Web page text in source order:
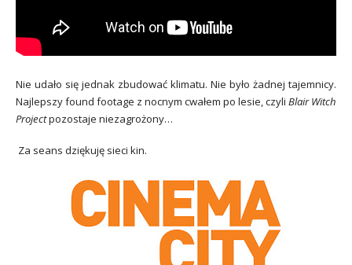
Nie udało się jednak zbudować klimatu. Nie było żadnej tajemnicy.
Najlepszy found footage z nocnym cwałem po lesie, czyli Blair Witch
Projectpozostaje niezagrożony…
Za seans dziękuję sieci kin.